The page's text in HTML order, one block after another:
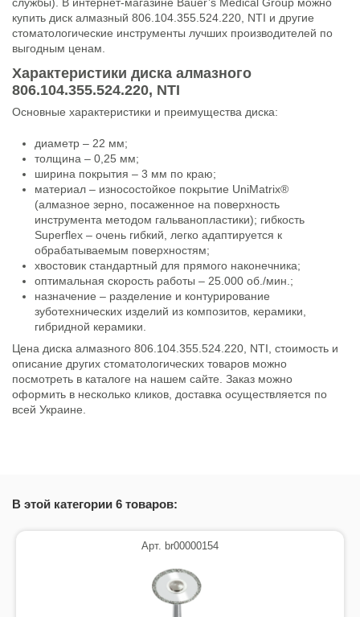
купить диск алмазный 806.104.355.524.220, NTI и другие
стоматологические инструменты лучших производителей по
выгодным ценам.
Характеристики диска алмазного
806.104.355.524.220, NTI
Основные характеристики и преимущества диска:
диаметр – 22 мм;
толщина – 0,25 мм;
ширина покрытия – 3 мм по краю;
материал – износостойкое покрытие UniMatrix®
(алмазное зерно, посаженное на поверхность
инструмента методом гальванопластики); гибкость
Superflex – очень гибкий, легко адаптируется к
обрабатываемым поверхностям;
хвостовик стандартный для прямого наконечника;
оптимальная скорость работы – 25.000 об./мин.;
назначение – разделение и контурирование
зуботехнических изделий из композитов, керамики,
гибридной керамики.
Цена диска алмазного 806.104.355.524.220, NTI, стоимость и
описание других стоматологических товаров можно
посмотреть в каталоге на нашем сайте. Заказ можно
оформить в несколько кликов, доставка осуществляется по
всей Украине.
В этой категории 6 товаров:
Арт. br00000154